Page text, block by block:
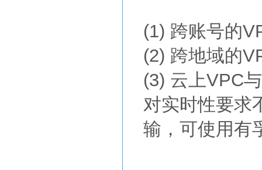
(1) 跨账号的
(2) 跨地域的
(3) 云上VPC
对实时性要求
输，可使用有